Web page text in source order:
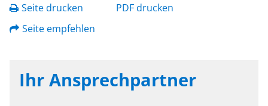
Seite drucken
PDF drucken
Seite empfehlen
Ihr Ansprechpartner